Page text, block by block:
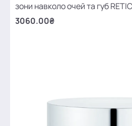
зони навколо очей та губ
3060.00₴